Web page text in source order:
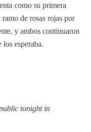
como su primera
de rosas rojas por
y ambos continuaron
esperaba.
tonight in